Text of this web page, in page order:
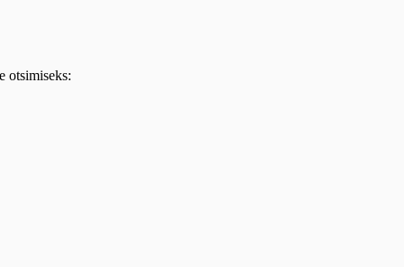
otsimiseks: